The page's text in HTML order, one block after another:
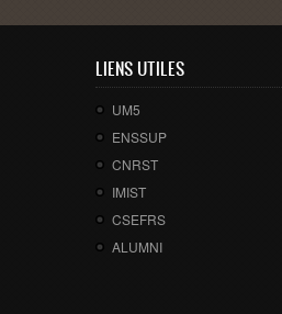
LIENS UTILES
UM5
ENSSUP
CNRST
IMIST
CSEFRS
ALUMNI